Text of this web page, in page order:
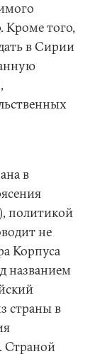
Кроме того,
в Сирии
в
политикой
не
Корпуса
названием
страны в
Страной